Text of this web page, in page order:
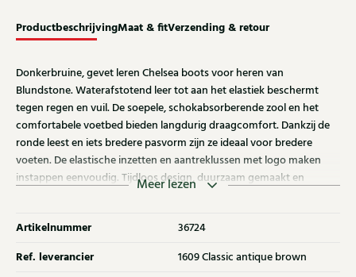
ProductbeschrijvingMaat & fitVerzending & retour
Donkerbruine, gevet leren Chelsea boots voor heren van
Blundstone. Waterafstotend leer tot aan het elastiek beschermt
tegen regen en vuil. De soepele, schokabsorberende zool en het
comfortabele voetbed bieden langdurig draagcomfort. Dankzij de
ronde leest en iets bredere pasvorm zijn ze ideaal voor bredere
voeten. De elastische inzetten en aantreklussen met logo maken
instappen eenvoudig. Tijdloos design, duurzaam gemaakt en
Meer lezen
Artikelnummer 36724
Ref. leverancier 1609 Classic antique brown